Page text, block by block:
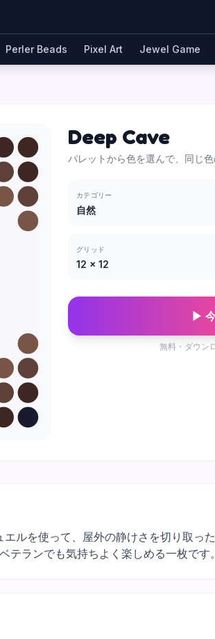
Perler Beads Pixel Art Jewel Game
Deep Cave
パレットから色を選んで、同じ
カテゴリー
自然
グリッド
12 × 12
▶
無料・ダウン
ルを使って、屋外の静けさを切り取っ
テランでも気持ちよく楽しめる一枚です。